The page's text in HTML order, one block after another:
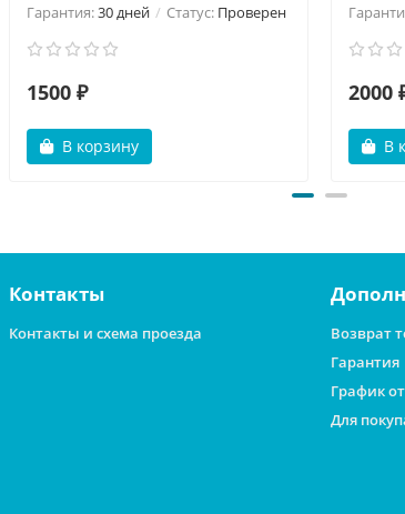
Гарантия:30 дней Статус: Проверен
1500 ₽
В корзину
2000
В
Контакты
Контакты и схема проезда
Возврат
Гарантия
График
Для